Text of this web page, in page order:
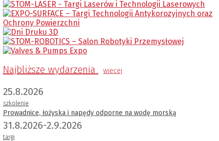
Najbliższe wydarzenia wiecej
25.8.2026
szkolenie
Prowadnice, łożyska i napędy odporne na wodę morską
31.8.2026-2.9.2026
targi